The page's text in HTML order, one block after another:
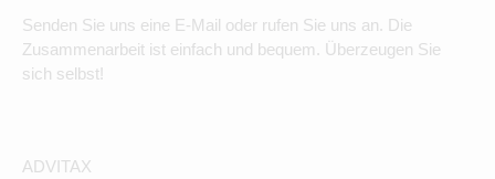
Senden Sie uns eine E-Mail oder rufen Sie uns an. Die
Zusammenarbeit ist einfach und bequem. Überzeugen Sie
sich selbst!
ADVITAX